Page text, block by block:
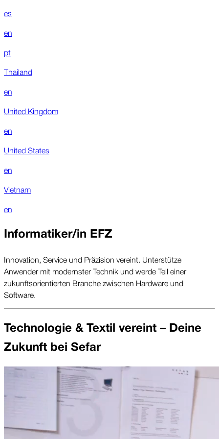
es
en
pt
Thailand
en
United Kingdom
en
United States
en
Vietnam
en
Informatiker/in EFZ
Innovation, Service und Präzision vereint. Unterstütze
Anwender mit modernster Technik und werde Teil einer
zukunftsorientierten Branche zwischen Hardware und
Software.
Technologie & Textil vereint – Deine
Zukunft bei Sefar